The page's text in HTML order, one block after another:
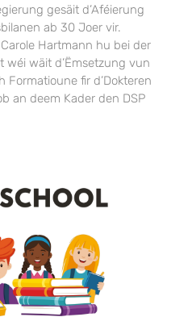
gesäit d’Aféierung
ab 30 Joer vir.
Hartmann hu bei der
wéi wäit d’Ëmsetzung vun
Formatioune fir d’Dokteren
an deem Kader den DSP